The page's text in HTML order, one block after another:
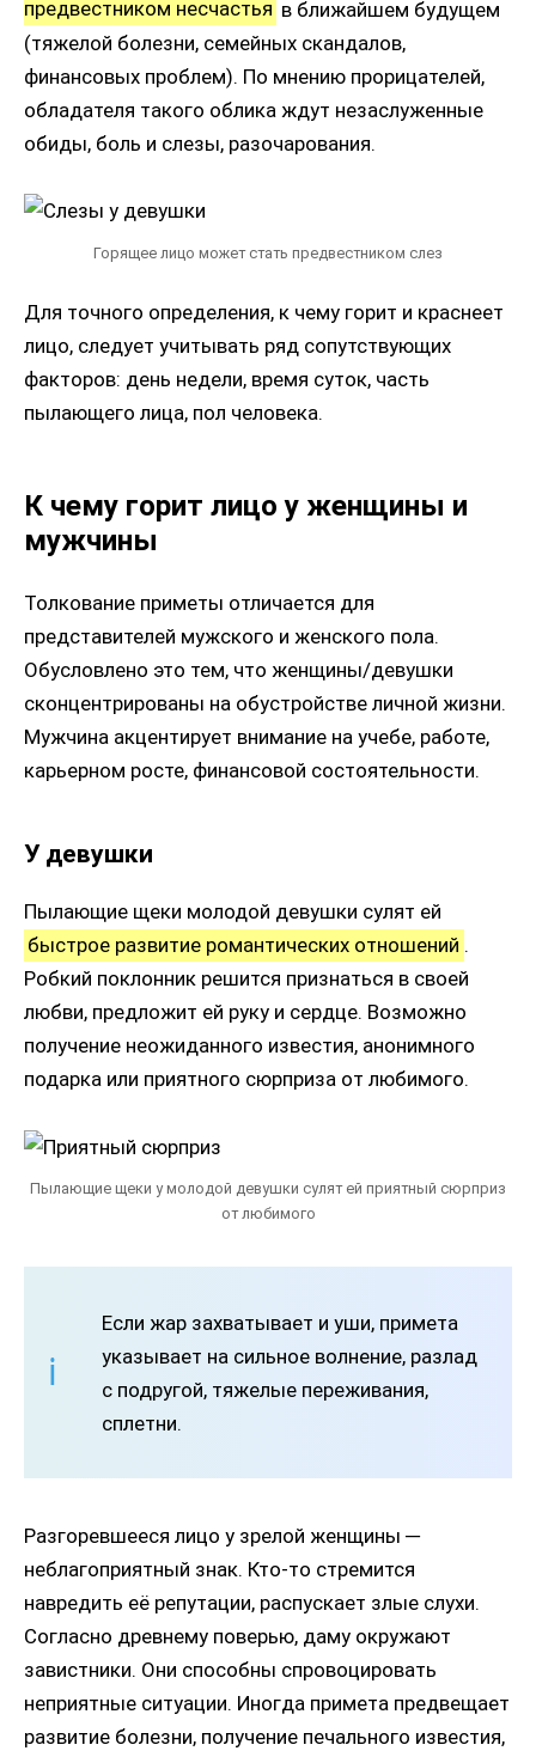
предвестником несчастья в ближайшем будущем
(тяжелой болезни, семейных скандалов,
финансовых проблем). По мнению прорицателей,
обладателя такого облика ждут незаслуженные
обиды, боль и слезы, разочарования.
Горящее лицо может стать предвестником слез
Для точного определения, к чему горит и краснеет
лицо, следует учитывать ряд сопутствующих
факторов: день недели, время суток, часть
пылающего лица, пол человека.
К чему горит лицо у женщины и
мужчины
Толкование приметы отличается для
представителей мужского и женского пола.
Обусловлено это тем, что женщины/девушки
сконцентрированы на обустройстве личной жизни.
Мужчина акцентирует внимание на учебе, работе,
карьерном росте, финансовой состоятельности.
У девушки
Пылающие щеки молодой девушки сулят ей
быстрое развитие романтических отношений .
Робкий поклонник решится признаться в своей
любви, предложит ей руку и сердце. Возможно
получение неожиданного известия, анонимного
подарка или приятного сюрприза от любимого.
Пылающие щеки у молодой девушки сулят ей приятный сюрприз
от любимого
Если жар захватывает и уши, примета
указывает на сильное волнение, разлад
с подругой, тяжелые переживания,
сплетни.
Разгоревшееся лицо у зрелой женщины ─
неблагоприятный знак. Кто-то стремится
навредить её репутации, распускает злые слухи.
Согласно древнему поверью, даму окружают
завистники. Они способны спровоцировать
неприятные ситуации. Иногда примета предвещает
развитие болезни, получение печального известия,